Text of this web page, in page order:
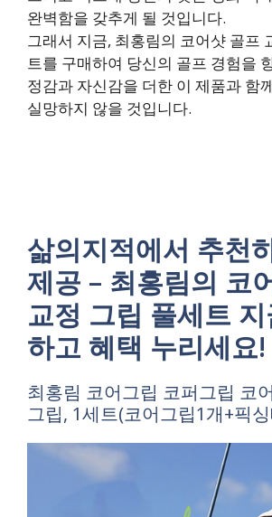
완벽함을 갖추게 될 것입니다.
그래서 지금, 최홍림의 코어샷 골프
트를 구매하여 당신의 골프 경험을
정감과 자신감을 더한 이 제품과 함
실망하지 않을 것입니다.
삶의지적에서 추천
제공 – 최홍림의 코
교정 그립 풀세트
하고 혜택 누리세요
최홍림 코어그립 코퍼그립 코
그립, 1세트(코어그립1개+픽